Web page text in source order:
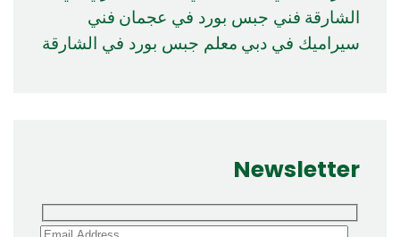
الشارقة فني جبس بورد في عجمان فني
سيراميك في دبي معلم جبس بورد في الشارقة
Newsletter